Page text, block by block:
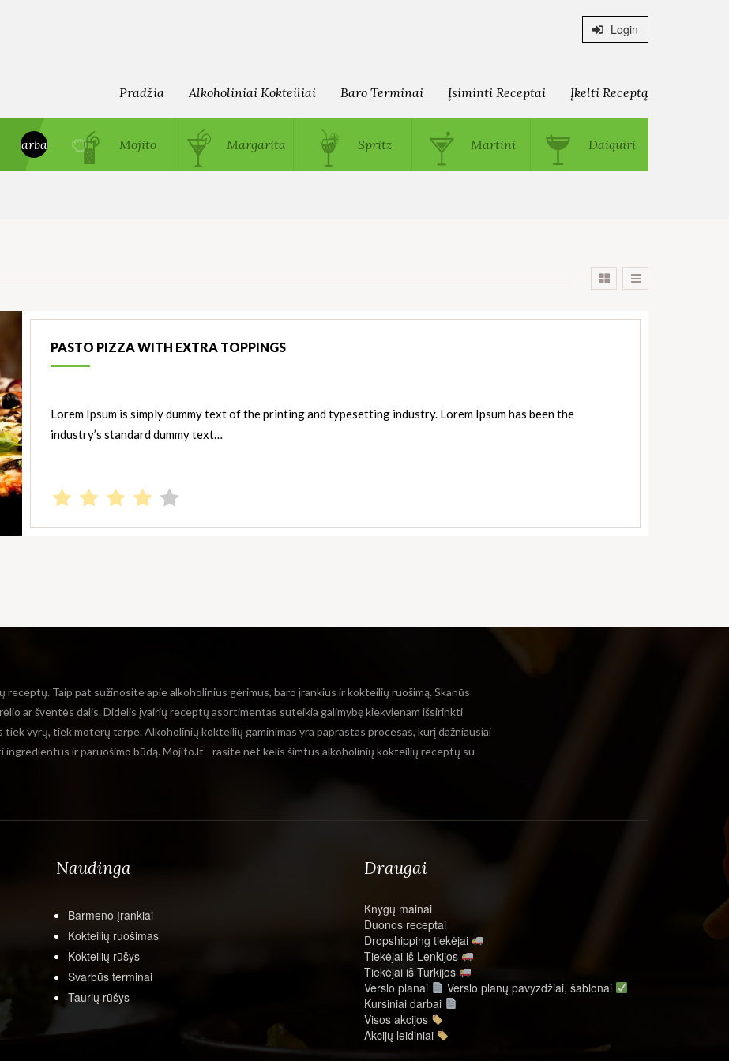
Login
Pradžia Alkoholiniai Kokteiliai Baro Terminai Įsiminti Receptai Įkelti Receptą
arba Mojito Margarita Spritz Martini Daiquiri
PASTO PIZZA WITH EXTRA TOPPINGS
Lorem Ipsum is simply dummy text of the printing and typesetting industry. Lorem Ipsum has been the
industry’s standard dummy text…
Taip pat sužinosite apie alkoholinius gėrimus, baro įrankius ir kokteilių ruošimą. Skanūs
ar šventės dalis. Didelis įvairių receptų asortimentas suteikia galimybę kiekvienam išsirinkti
tiek vyrų, tiek moterų tarpe. Alkoholinių kokteilių gaminimas yra paprastas procesas, kurį dažniausiai
ir paruošimo būdą. Mojito.lt - rasite net kelis šimtus alkoholinių kokteilių receptų su
Naudinga
Barmeno įrankiai
Kokteilių ruošimas
Kokteilių rūšys
Svarbūs terminai
Taurių rūšys
Draugai
Knygų mainai
Duonos receptai
Dropshipping tiekėjai
Tiekėjai iš Lenkijos
Tiekėjai iš Turkijos
Verslo planai
Verslo planų pavyzdžiai, šablonai
Kursiniai darbai
Visos akcijos
Akcijų leidiniai